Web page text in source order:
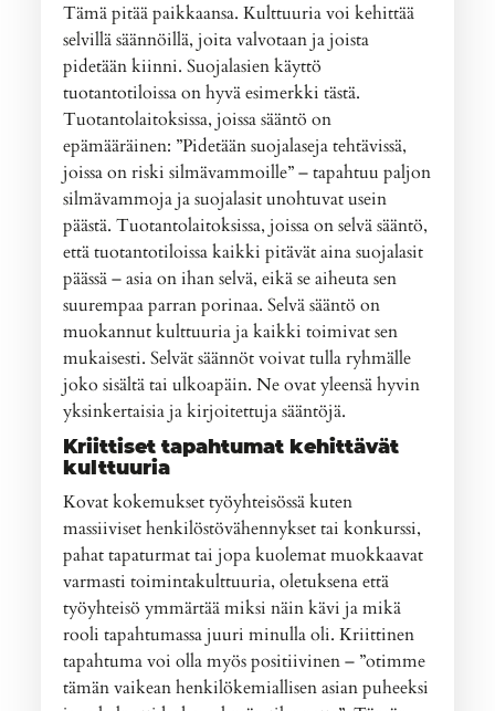
Tämä pitää paikkaansa. Kulttuuria voi kehittää
selvillä säännöillä, joita valvotaan ja joista
pidetään kiinni. Suojalasien käyttö
tuotantotiloissa on hyvä esimerkki tästä.
Tuotantolaitoksissa, joissa sääntö on
epämääräinen: ”Pidetään suojalaseja tehtävissä,
joissa on riski silmävammoille” – tapahtuu paljon
silmävammoja ja suojalasit unohtuvat usein
päästä. Tuotantolaitoksissa, joissa on selvä sääntö,
että tuotantotiloissa kaikki pitävät aina suojalasit
päässä – asia on ihan selvä, eikä se aiheuta sen
suurempaa parran porinaa. Selvä sääntö on
muokannut kulttuuria ja kaikki toimivat sen
mukaisesti. Selvät säännöt voivat tulla ryhmälle
joko sisältä tai ulkoapäin. Ne ovat yleensä hyvin
yksinkertaisia ja kirjoitettuja sääntöjä.
Kriittiset tapahtumat kehittävät
kulttuuria
Kovat kokemukset työyhteisössä kuten
massiiviset henkilöstövähennykset tai konkurssi,
pahat tapaturmat tai jopa kuolemat muokkaavat
varmasti toimintakulttuuria, oletuksena että
työyhteisö ymmärtää miksi näin kävi ja mikä
rooli tapahtumassa juuri minulla oli. Kriittinen
tapahtuma voi olla myös positiivinen – ”otimme
tämän vaikean henkilökemiallisen asian puheeksi